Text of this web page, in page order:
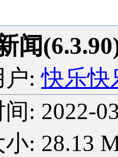
闻
户:快乐快
间: 2022-
: 28.13